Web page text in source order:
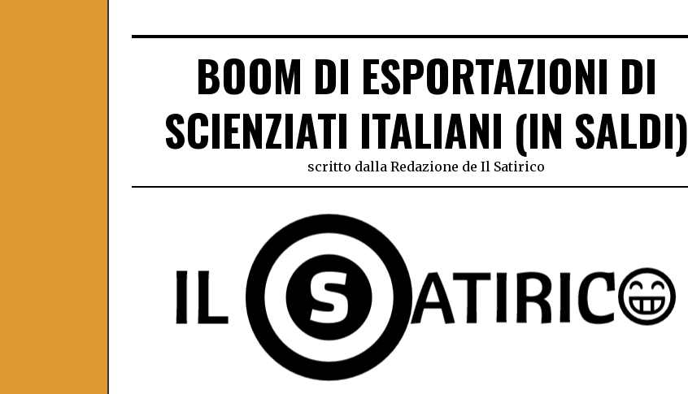
BOOM DI ESPORTAZIONI DI
SCIENZIATI ITALIANI (IN SALDI)
scritto dalla Redazione de Il Satirico